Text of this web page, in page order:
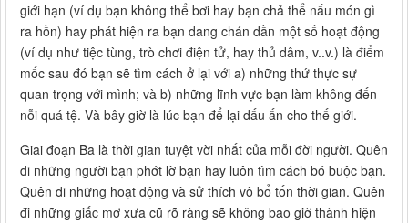
giới hạn (ví dụ bạn không thể bơi hay bạn chả thể nấu món gì
ra hồn) hay phát hiện ra bạn dang chán dần một số hoạt động
(ví dụ như tiệc tùng, trò chơi điện tử, hay thủ dâm, v..v.) là điểm
mốc sau đó bạn sẽ tìm cách ở lại với a) những thứ thực sự
quan trọng với mình; và b) những lĩnh vực bạn làm không đến
nỗi quá tệ. Và bây giờ là lúc bạn để lại dấu ấn cho thế giới.
Giai đoạn Ba là thời gian tuyệt vời nhất của mỗi đời người. Quên
đi những người bạn phớt lờ bạn hay luôn tìm cách bó buộc bạn.
Quên đi những hoạt động và sử thích vô bổ tốn thời gian. Quên
đi những giấc mơ xưa cũ rõ ràng sẽ không bao giờ thành hiện